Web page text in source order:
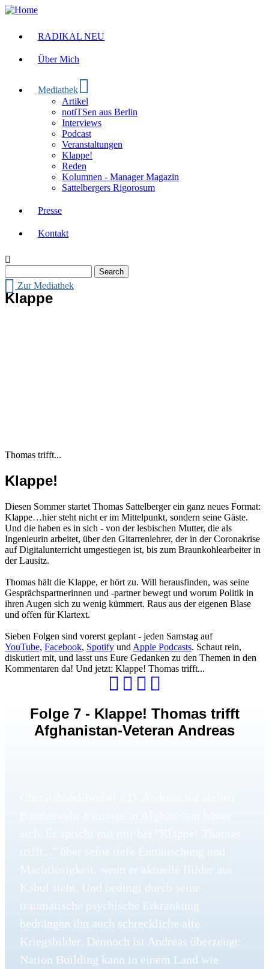
Skip
navigation
RADIKAL NEU
Über Mich
Mediathek
Artikel
notiTSen aus Berlin
Interviews
Podcast
Veranstaltungen
Klappe!
Reden
Kolumnen - Manager Magazin
Sattelbergers Rigorosum
Presse
Kontakt
Klappe
Zur Mediathek
Thomas trifft...
Klappe!
Diesen Sommer startet Thomas Sattelberger ein ganz neues Format:
Klappe…hier steht nicht er im Mittelpunkt, sondern seine Gäste.
Und die haben es in sich - von der lesbischen Mutter, die als
Ingenieurin arbeitet, über den Gitarrenlehrer, der in der Coronakrise
auf Digitalunterricht umgestiegen ist, bis zum Braunkohlearbeiter in
der Lausitz.
Thomas hält die Klappe, er hört zu. Will herausfinden, was seine
Gesprächspartnerinnen und -partner bewegt und worum Politik in
ihren Augen sich zu wenig kümmert. Raus aus der eigenen Blase
und offen für Klartext.
Sieben Folgen sind vorerst geplant - jeden Samstag auf
YouTube, Facebook, Spotify und Apple Podcasts. Schaut rein,
diskutiert mit, und lasst uns Eure Gedanken zu den Themen in den
Kommentaren da! Und jetzt: Klappe! Thomas trifft...
Folge 7 - Klappe! Thomas trifft
Afghanistan-Veteran Andreas
Machtlosigkeit, wenn er aktuelle Bilder aus
Kabul sieht. Und bedingt durch seine
traumatische psychische Erkrankung
bedrängen ihn auch schreckliche alte
Kriegsbilder. Dennoch ist Andreas überzeugt:
Nation Building kann in einem Land wie